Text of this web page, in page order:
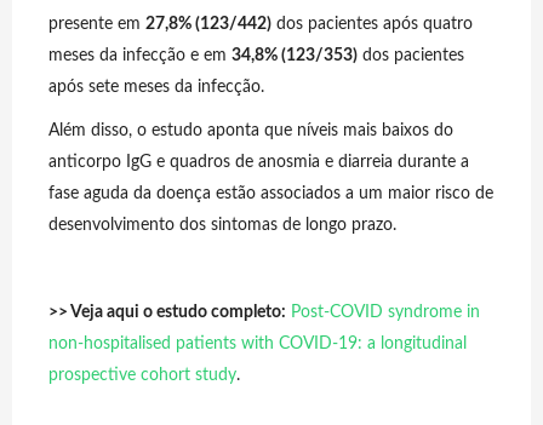
presente em 27,8% (123/442) dos pacientes após quatro
meses da infecção e em 34,8% (123/353) dos pacientes
após sete meses da infecção.
Além disso, o estudo aponta que níveis mais baixos do
anticorpo IgG e quadros de anosmia e diarreia durante a
fase aguda da doença estão associados a um maior risco de
desenvolvimento dos sintomas de longo prazo.
>> Veja aqui o estudo completo: Post-COVID syndrome in
non-hospitalised patients with COVID-19: a longitudinal
prospective cohort study.